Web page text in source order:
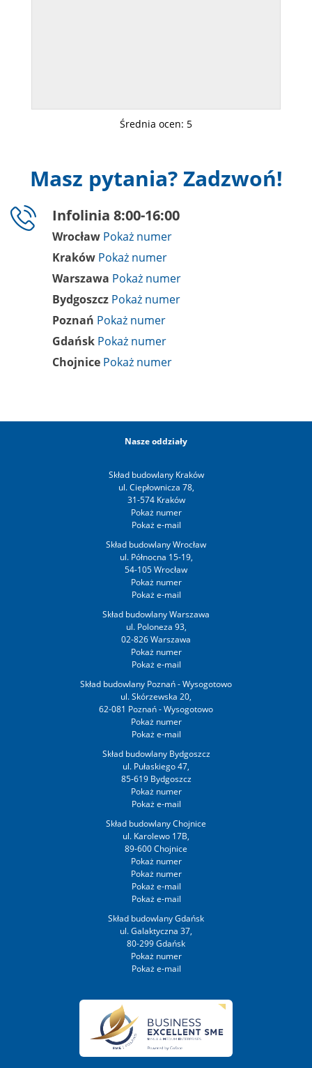
Średnia ocen: 5
Masz pytania? Zadzwoń!
Infolinia 8:00-16:00
Wrocław
Kraków
Warszawa
Bydgoszcz
Poznań
Gdańsk
Chojnice
Nasze oddziały
Skład budowlany Kraków
ul. Ciepłownicza 78,
31-574 Kraków
Skład budowlany Wrocław
ul. Północna 15-19,
54-105 Wrocław
Skład budowlany Warszawa
ul. Poloneza 93,
02-826 Warszawa
Skład budowlany Poznań - Wysogotowo
ul. Skórzewska 20,
62-081 Poznań - Wysogotowo
Skład budowlany Bydgoszcz
ul. Pułaskiego 47,
85-619 Bydgoszcz
Skład budowlany Chojnice
ul. Karolewo 17B,
89-600 Chojnice
Skład budowlany Gdańsk
ul. Galaktyczna 37,
80-299 Gdańsk